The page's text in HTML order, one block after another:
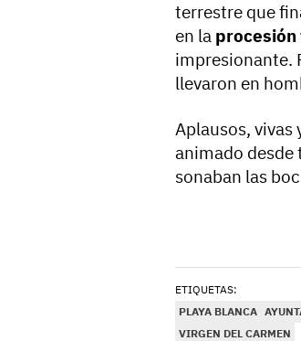
terrestre que
en la
impresionante.
llevaron en
Aplausos,
animado
sonaban las
ETIQUETAS:
PLAYA BLANCA
VIRGEN DEL CARMEN